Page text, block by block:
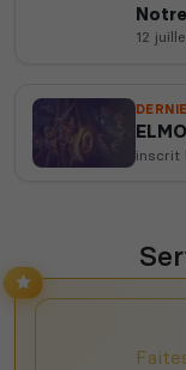
est
12
inscrit